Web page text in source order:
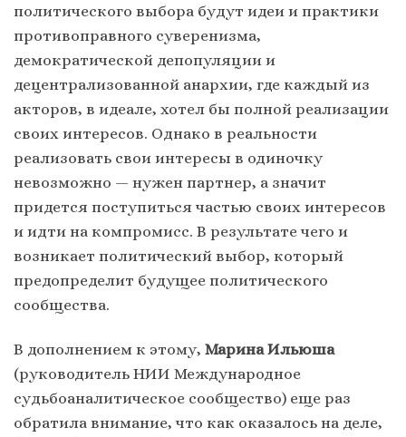
политического выбора будут идеи и практики
противоправного суверенизма,
демократической депопуляции и
децентрализованной анархии, где каждый из
акторов, в идеале, хотел бы полной реализации
своих интересов. Однако в реальности
реализовать свои интересы в одиночку
невозможно — нужен партнер, а значит
придется поступиться частью своих интересов
и идти на компромисс. В результате чего и
возникает политический выбор, который
предопределит будущее политического
сообщества.
В дополнением к этому, Марина Ильюша
(руководитель НИИ Международное
судьбоаналитическое сообщество) еще раз
обратила внимание, что как оказалось на деле,